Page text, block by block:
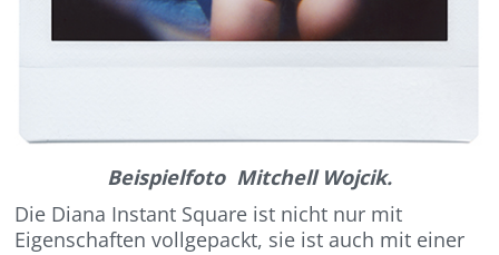
Beispielfoto Mitchell Wojcik.
Die Diana Instant Square ist nicht nur mit
Eigenschaften vollgepackt, sie ist auch mit einer